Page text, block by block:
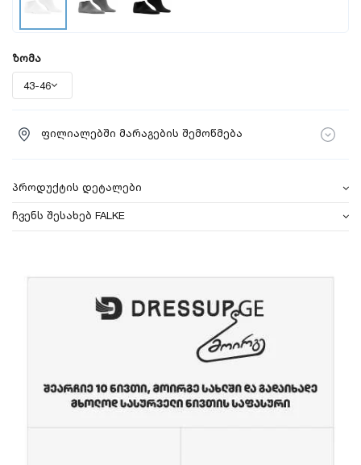
ზომა
ფილიალებში მარაგების შემოწმება
პროდუქტის დეტალები
ჩვენს შესახებ FALKE